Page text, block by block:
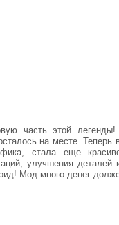
часть этой легенды!
на месте. Теперь
стала еще
улучшения деталей
Мод много денег